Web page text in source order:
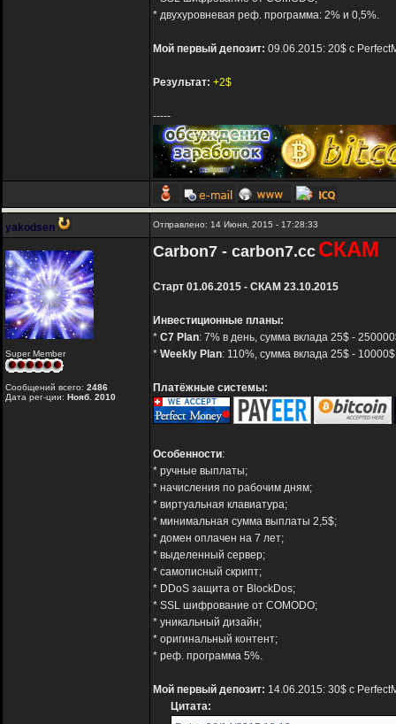
* двухуровневая реф. программа: 2% и 0,5%.
Мой первый депозит: 09.06.2015: 20$ с
Результат: +2$
-----
yakodsen Отправлено: 14 Июня, 2015 - 17:28:33
Super Member
Сообщений всего: 2486
Дата рег-ции: Нояб. 2010
Carbon7 - carbon7.cc СКАМ
Старт 01.06.2015 - СКАМ 23.10.2015
Инвестиционные планы:
* C7 Plan: 7% в день, сумма вклада 25$ -
* Weekly Plan: 110%, сумма вклада 25$ -
Платёжные системы:
Особенности:
* ручные выплаты;
* начисления по рабочим дням;
* виртуальная клавиатура;
* минимальная сумма выплаты 2,5$;
* домен оплачен на 7 лет;
* выделенный сервер;
* самописный скрипт;
* DDoS защита от BlockDos;
* SSL шифрование от COMODO;
* уникальный дизайн;
* оригинальный контент;
* реф. программа 5%.
Мой первый депозит: 14.06.2015: 30$ с
Цитата: